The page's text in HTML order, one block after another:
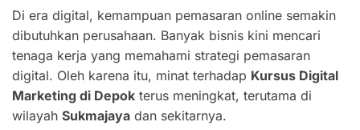
Di era digital, kemampuan pemasaran online semakin
dibutuhkan perusahaan. Banyak bisnis kini mencari
tenaga kerja yang memahami strategi pemasaran
digital. Oleh karena itu, minat terhadap Kursus Digital
Marketing di Depok terus meningkat, terutama di
wilayah Sukmajaya dan sekitarnya.